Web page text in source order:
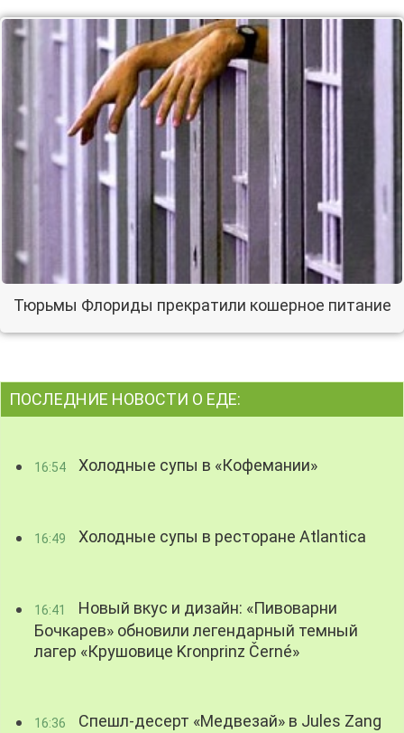
Тюрьмы Флориды прекратили кошерное питание
ПОСЛЕДНИЕ НОВОСТИ О ЕДЕ:
16:54 Холодные супы в «Кофемании»
16:49 Холодные супы в ресторане Atlantica
16:41
Новый вкус и дизайн: «Пивоварни
Бочкарев» обновили легендарный темный
лагер «Крушовице Kronprinz Černé»
16:36 Спешл-десерт «Медвезай» в Jules Zang